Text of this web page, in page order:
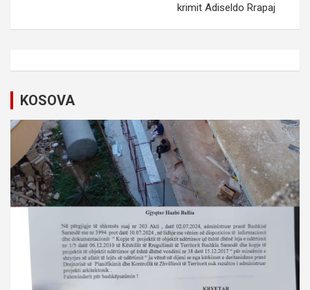
a
a
i
o
n
krimit Adiseldo Rrapaj
KOSOVA